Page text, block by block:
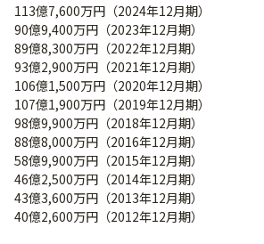
113億7,600万円（2024年12月期）
90億9,400万円（2023年12月期）
89億8,300万円（2022年12月期）
93億2,900万円（2021年12月期）
106億1,500万円（2020年12月期）
107億1,900万円（2019年12月期）
98億9,900万円（2018年12月期）
88億8,000万円（2016年12月期）
58億9,900万円（2015年12月期）
46億2,500万円（2014年12月期）
43億3,600万円（2013年12月期）
40億2,600万円（2012年12月期）